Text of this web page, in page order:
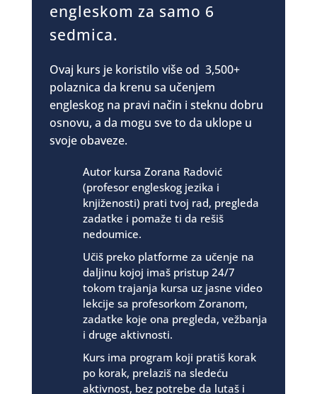
engleskom za samo 6
sedmica.
Ovaj kurs je koristilo više od 3,500+
polaznica da krenu sa učenjem
engleskog na pravi način i steknu dobru
osnovu, a da mogu sve to da uklope u
svoje obaveze.
Autor kursa Zorana Radović
(profesor engleskog jezika i
knjiženosti) prati tvoj rad, pregleda
zadatke i pomaže ti da rešiš
nedoumice.
Učiš preko platforme za učenje na
daljinu kojoj imaš pristup 24/7
tokom trajanja kursa uz jasne video
lekcije sa profesorkom Zoranom,
zadatke koje ona pregleda, vežbanja
i druge aktivnosti.
Kurs ima program koji pratiš korak
po korak, prelaziš na sledeću
aktivnost, bez potrebe da lutaš i